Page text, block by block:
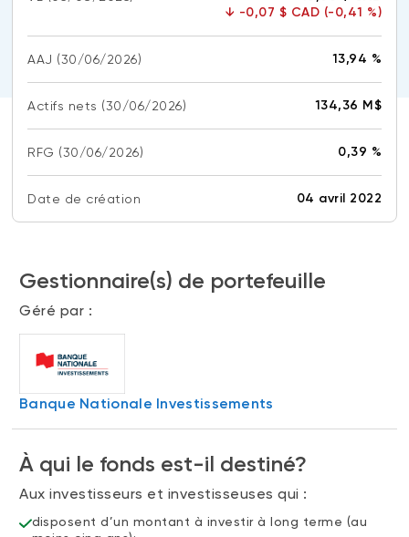
FNB de rotation thématique BNI (NTHM)
FNB durables
SOLUTIONS DE PORTEFEUILLE
Liste des solutions de portefeuille BNI
Portefeuilles Méritage
PLACEMENTS ALTERNATIFS
Placements privés
FNB d’investissements alternatifs
Articles
Livres blancs
DOCUMENTS RÉGLEMENTAIRES
Aperçus de fonds
Déclaration de principes sur les conflits
d’intérêts (PDF)
CONNEXION REQUISE
Portail de formation continue
Événements
Webinaires
Énoncé politique de placement
(Portefeuilles Méritage)
↓ -0,07 $ CAD (-0,41 %)
AAJ (30/06/2026) 13,94 %
Actifs nets (30/06/2026) 134,36 M$
RFG (30/06/2026) 0,39 %
Date de création 04 avril 2022
Gestionnaire(s) de portefeuille
Géré par :
Banque Nationale Investissements
À qui le fonds est-il destiné?
Aux investisseurs et investisseuses qui :
disposent d’un montant à investir à long terme (au